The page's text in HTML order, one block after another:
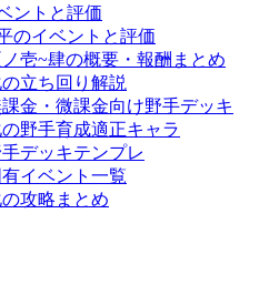
ントと評価
のイベントと評価
壱~肆の概要・報酬まとめ
立ち回り解説
金・微課金向け野手デッキ
野手育成適正キャラ
デッキテンプレ
イベント一覧
攻略まとめ